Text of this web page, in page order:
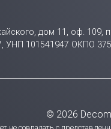
дом 11, оф. 109,
УНП 101541947 ОКПО
© 2026